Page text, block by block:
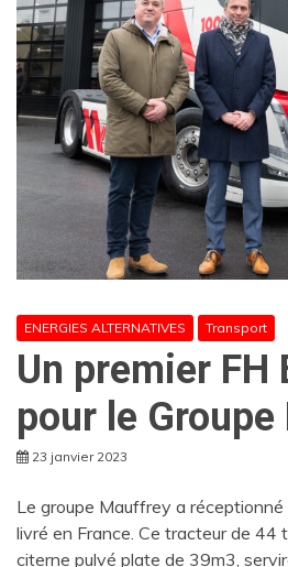
ENERGIES ALTERNATIVES Transport
Un premier FH
pour le
23 janvier 2023
Le groupe Mauffrey a
livré en France. Ce tracteur de 44
citerne pulvé plate de 39m3,